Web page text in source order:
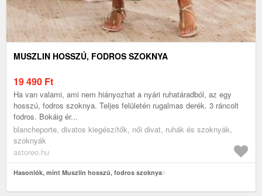
MUSZLIN HOSSZÚ, FODROS SZOKNYA
19 490 Ft
Ha van valami, ami nem hiányozhat a nyári ruhatáradból, az egy
hosszú, fodros szoknya. Teljes felületén rugalmas derék. 3 ráncolt
fodros. Bokáig ér...
blancheporte, divatos kiegészítők, női divat, ruhák és szoknyák,
szoknyák
astoreo.hu
Hasonlók, mint Muszlin hosszú, fodros szoknya